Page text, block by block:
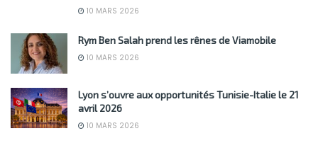
10 MARS 2026
Rym Ben Salah prend les rênes de Viamobile
10 MARS 2026
Lyon s’ouvre aux opportunités Tunisie-Italie le 21
avril 2026
10 MARS 2026